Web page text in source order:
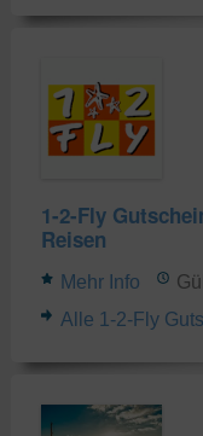
1-2-Fly
Reisen
Mehr Info
Alle 1-2-Fly